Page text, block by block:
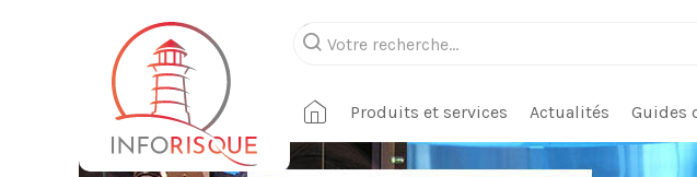
Produits et services Actualités Guides